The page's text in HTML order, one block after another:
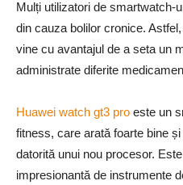
Mulți utilizatori de smartwatch-
din cauza bolilor cronice.
vine cu avantajul de a seta un
administrate diferite
Huawei watch gt3 pro este un
fitness, care arată foarte bine
datorită unui nou procesor.
impresionantă de instrumente